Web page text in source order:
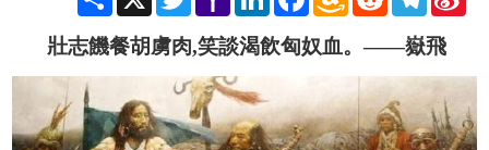
Mail
Wish
壯志饑餐胡虜肉,笑談渴飲匈奴血。——嶽飛